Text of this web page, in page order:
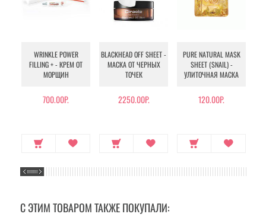
WRINKLE POWER
FILLING + - КРЕМ ОТ
МОРЩИН
700.00Р.
BLACKHEAD OFF SHEET -
МАСКА ОТ ЧЕРНЫХ
ТОЧЕК
2250.00Р.
PURE NATURAL MASK
SHEET (SNAIL) -
УЛИТОЧНАЯ МАСКА
120.00Р.
С ЭТИМ ТОВАРОМ ТАКЖЕ ПОКУПАЛИ: